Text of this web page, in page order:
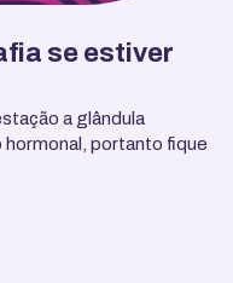
se estiver
a glândula
portanto fique